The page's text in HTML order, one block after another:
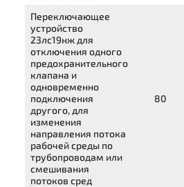
Переключающее
устройство
23лс19нж для
отключения одного
предохранительного
клапана и
одновременно
подключения
другого, для
изменения
направления потока
рабочей среды по
трубопроводам или
смешивания
потоков сред
80